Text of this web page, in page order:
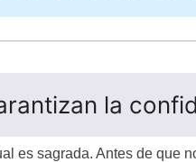
la
es sagrada. Antes de que